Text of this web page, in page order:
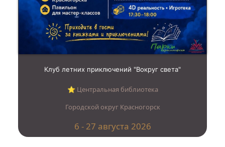
Клуб летних приключений "Вокруг света"
⭐︎ Центральная библиотека
Городской округ Красногорск
6 - 27 августа 2026